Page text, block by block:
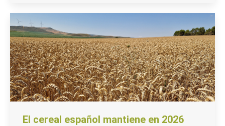
El cereal español mantiene en 2026